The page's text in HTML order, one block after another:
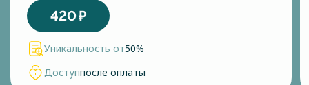
420₽
Уникальность от50%
Доступпосле оплаты